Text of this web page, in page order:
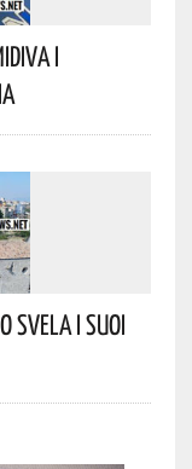
I
Svela I Suoi